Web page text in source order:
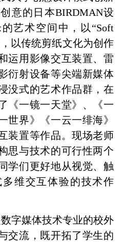
意的日本BIRDMAN设
艺术空间中，以“Soft
以传统剪纸文化为创作
运用影像交互装置、雷
衍射设备等尖端新媒体
没式的艺术作品群，在
《一镜一天堂》、《一
世界》《一云一绯海》
装置等作品。现场老师
思与技术的可行性两个
学们更好地从视觉、触
维交互体验的技术作
字媒体技术专业的校外
交流，既开拓了学生的